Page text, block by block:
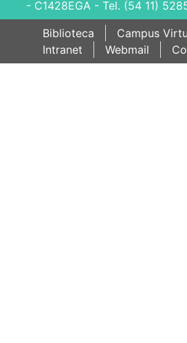
- C1428EGA - Tel. (54 11)
Biblioteca
Campus
Intranet
Webmail